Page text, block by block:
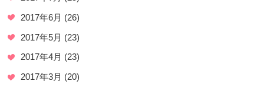
2017年6月 (26)
2017年5月 (23)
2017年4月 (23)
2017年3月 (20)